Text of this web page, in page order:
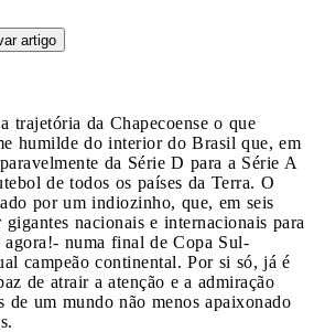
artigo
trajetória da Chapecoense o que
humilde do interior do Brasil que, em
da Série D para a Série A
de todos os países da Terra. O
por um indiozinho, que, em seis
gigantes nacionais e internacionais para
numa final de Copa Sul-
campeão continental. Por si só, já é
de atrair a atenção e a admiração
de um mundo não menos apaixonado